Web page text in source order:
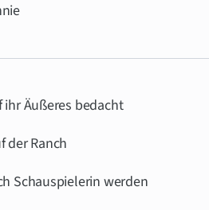
ihr Äußeres bedacht
der Ranch
Schauspielerin werden